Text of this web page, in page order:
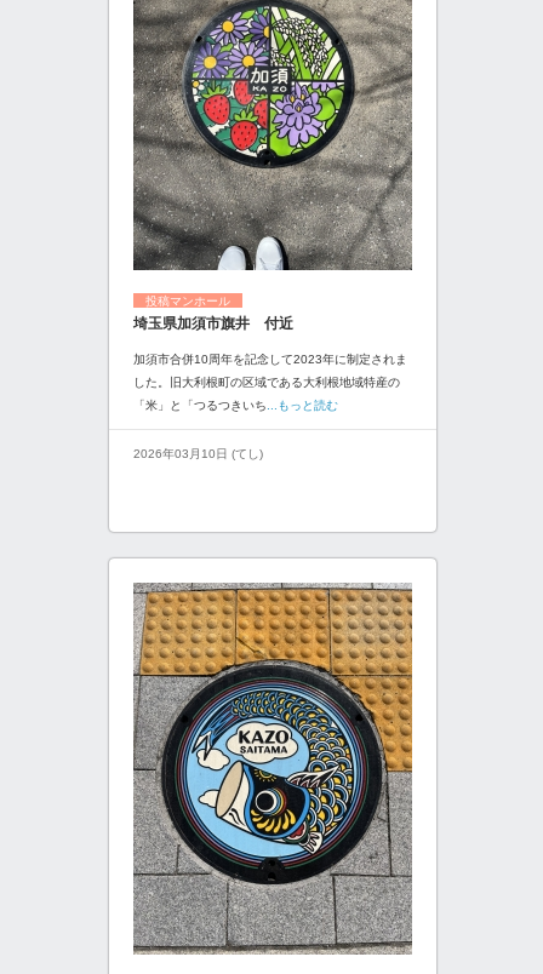
投稿マンホール
埼玉県加須市旗井 付近
加須市合併10周年を記念して2023年に制定されま
した。旧大利根町の区域である大利根地域特産の
「米」と「つるつきいち ...もっと読む
2026年03月10日 (てし)